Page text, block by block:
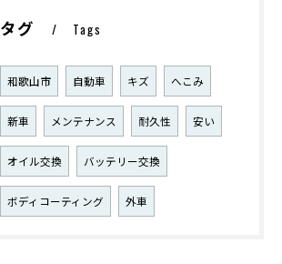
タグ Tags
和歌山市 自動車 キズ へこみ
新車 メンテナンス 耐久性 安い
オイル交換 バッテリー交換
ボディコーティング 外車